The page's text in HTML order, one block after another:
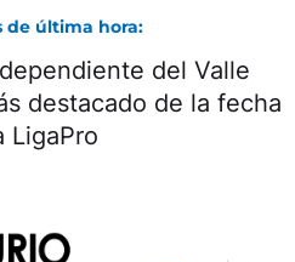
de última hora:
atenderán